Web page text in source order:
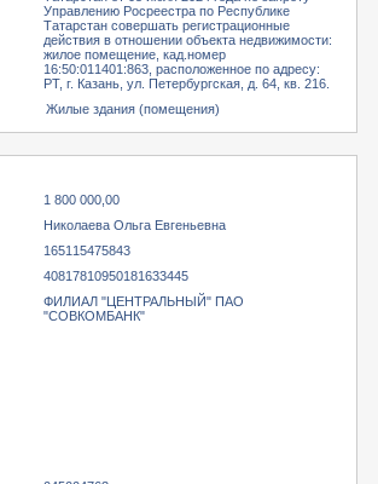
Управлению Росреестра по Республике
Татарстан совершать регистрационные
действия в отношении объекта недвижимости:
жилое помещение, кад.номер
16:50:011401:863, расположенное по адресу:
РТ, г. Казань, ул. Петербургская, д. 64, кв. 216.
Жилые здания (помещения)
1 800 000,00
Николаева Ольга Евгеньевна
165115475843
40817810950181633445
ФИЛИАЛ "ЦЕНТРАЛЬНЫЙ" ПАО
"СОВКОМБАНК"